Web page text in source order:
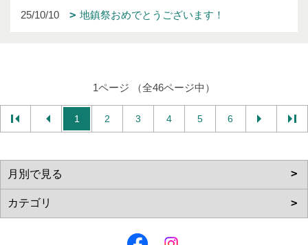
25/10/10 地鎮祭おめでとうございます！
1ページ （全46ページ中）
1 2 3 4 5 6